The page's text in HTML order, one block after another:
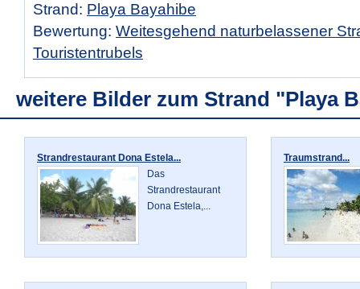
Strand: Playa Bayahibe
Bewertung: Weitesgehend naturbelassener
Touristentrubels
weitere Bilder zum Strand "Playa
Strandrestaurant Dona Estela...
Das
Strandrestaurant
Dona Estela,...
Traumstrand...